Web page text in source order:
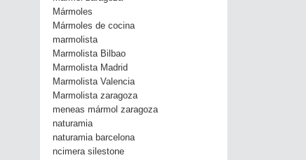
Mármoles
Mármoles de cocina
marmolista
Marmolista Bilbao
Marmolista Madrid
Marmolista Valencia
Marmolista zaragoza
meneas mármol zaragoza
naturamia
naturamia barcelona
ncimera silestone